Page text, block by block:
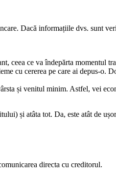
Dacă informațiile dvs. sunt
ceea ce va îndepărta momentul
cu cererea pe care ai depus-o.
și venitul minim. Astfel, vei
și atâta tot. Da, este atât de
directa cu creditorul.